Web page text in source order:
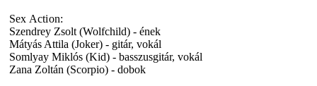
Sex Action:
Szendrey Zsolt (Wolfchild) - ének
Mátyás Attila (Joker) - gitár, vokál
Somlyay Miklós (Kid) - basszusgitár, vokál
Zana Zoltán (Scorpio) - dobok